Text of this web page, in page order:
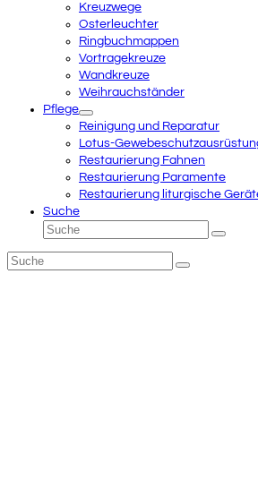
Kreuzwege
Osterleuchter
Ringbuchmappen
Vortragekreuze
Wandkreuze
Weihrauchständer
Pflege
Reinigung und Reparatur
Lotus-
Restaurierung Fahnen
Restaurierung Paramente
Restaurierung liturgische
Suche
Suche
Senden
Suche
Senden